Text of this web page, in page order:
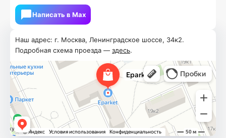
Наш адрес: г. Москва, Ленинградское шоссе, 34к2.
Подробная схема проезда — здесь.
Написать в Мах